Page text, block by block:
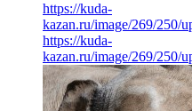
https://kuda-
kazan.ru/image/269/250/
https://kuda-
kazan.ru/image/269/250/